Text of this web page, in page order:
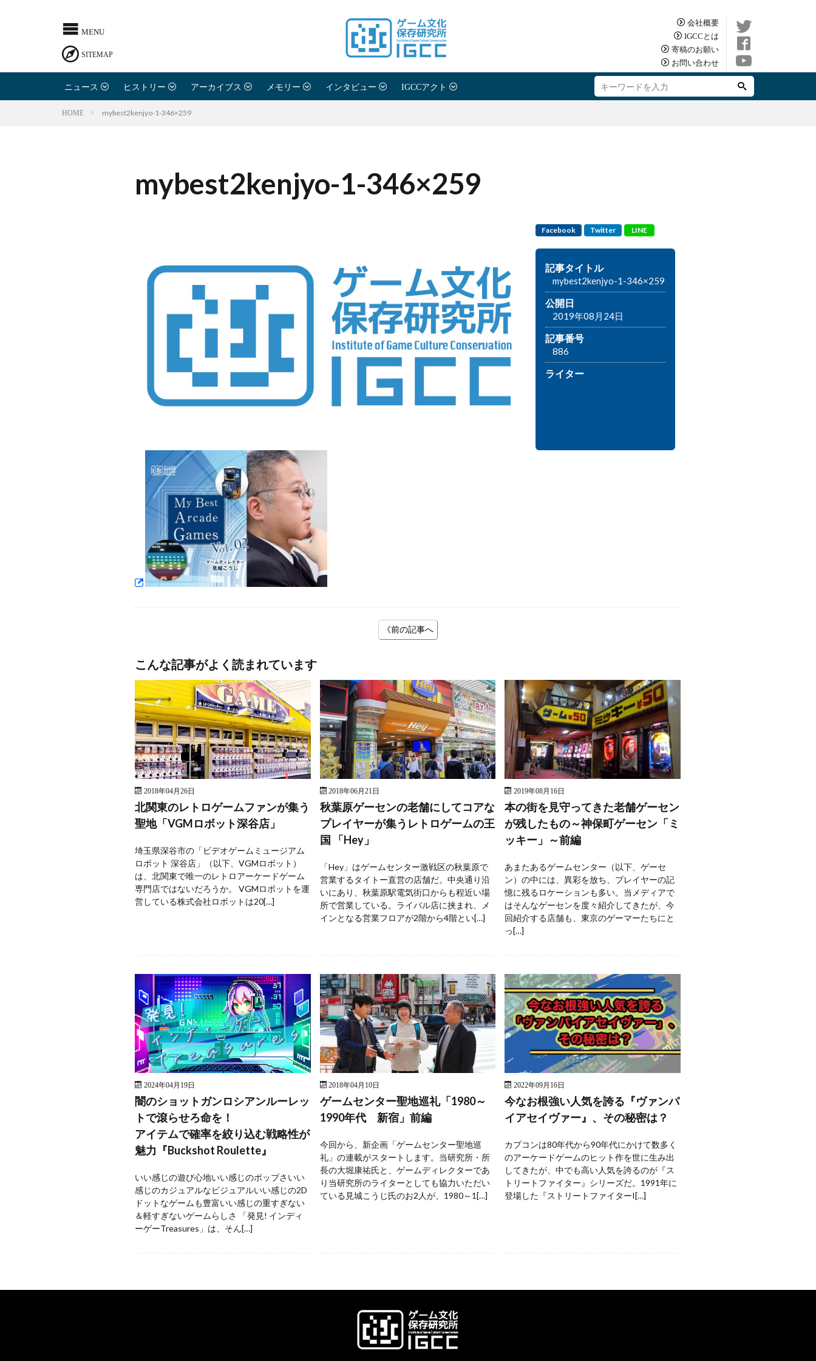
会社概要
IGCCとは
寄稿のお願い
お問い合わせ
ニュース ヒストリー アーカイブス メモリー インタビュー IGCCアクト
HOME mybest2kenjyo-1-346×259
mybest2kenjyo-1-346×259
Facebook Twitter LINE
記事タイトル
mybest2kenjyo-1-346×259
公開日
2019年08月24日
記事番号
886
ライター
《前の記事へ
こんな記事がよく読まれています
2018年04月26日
北関東のレトロゲームファンが集う
聖地「VGMロボット深谷店」
埼玉県深谷市の「ビデオゲームミュージアム
ロボット 深谷店」（以下、VGMロボット）
は、北関東で唯一のレトロアーケードゲーム
専門店ではないだろうか。 VGMロボットを運
営している株式会社ロボットは20[…]
2018年06月21日
秋葉原ゲーセンの老舗にしてコアな
プレイヤーが集うレトロゲームの王
国 「Hey」
「Hey」はゲームセンター激戦区の秋葉原で
営業するタイトー直営の店舗だ。中央通り沿
いにあり、秋葉原駅電気街口からも程近い場
所で営業している。ライバル店に挟まれ、メ
インとなる営業フロアが2階から4階とい[…]
2019年08月16日
本の街を見守ってきた老舗ゲーセン
が残したもの～神保町ゲーセン「ミ
ッキー」～前編
あまたあるゲームセンター（以下、ゲーセ
ン）の中には、異彩を放ち、プレイヤーの記
憶に残るロケーションも多い。当メディアで
はそんなゲーセンを度々紹介してきたが、今
回紹介する店舗も、東京のゲーマーたちにと
っ[…]
2024年04月19日
闇のショットガンロシアンルーレッ
トで滾らせろ命を！
アイテムで確率を絞り込む戦略性が
魅力『Buckshot Roulette』
いい感じの遊び心地いい感じのポップさいい
感じのカジュアルなビジュアルいい感じの2D
ドットなゲームも豊富いい感じの重すぎない
＆軽すぎないゲームらしさ 「発見! インディ
ーゲーTreasures」は、そん[…]
2018年04月10日
ゲームセンター聖地巡礼「1980～
1990年代 新宿」前編
今回から、新企画「ゲームセンター聖地巡
礼」の連載がスタートします。当研究所・所
長の大堀康祐氏と、ゲームディレクターであ
り当研究所のライターとしても協力いただい
ている見城こうじ氏のお2人が、1980～1[…]
2022年09月16日
今なお根強い人気を誇る『ヴァンパ
イアセイヴァー』、その秘密は？
カプコンは80年代から90年代にかけて数多く
のアーケードゲームのヒット作を世に生み出
してきたが、中でも高い人気を誇るのが『ス
トリートファイター』シリーズだ。1991年に
登場した『ストリートファイターI[…]